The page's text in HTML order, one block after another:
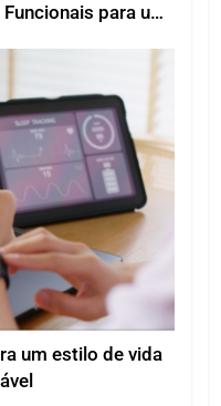
para um
um estilo de vida